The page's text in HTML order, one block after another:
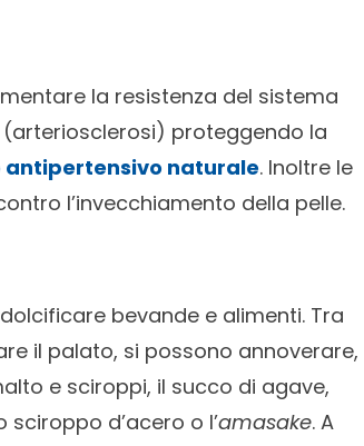
la resistenza del sistema
(arteriosclerosi) proteggendo la
naturale. Inoltre le
l’invecchiamento della pelle.
bevande e alimenti. Tra
il palato, si possono annoverare,
e sciroppi, il succo di agave,
d’acero o l’amasake. A